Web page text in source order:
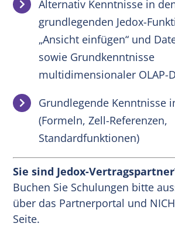
Alternativ Kenntnisse in
grundlegenden Jedox-
„Ansicht einfügen“ und
sowie Grundkenntnisse
multidimensionaler OLAP-
Grundlegende Kenntnisse
(Formeln, Zell-Referenzen,
Standardfunktionen)
Sie sind Jedox-
Buchen Sie Schulungen bitte
über das Partnerportal und
Seite.